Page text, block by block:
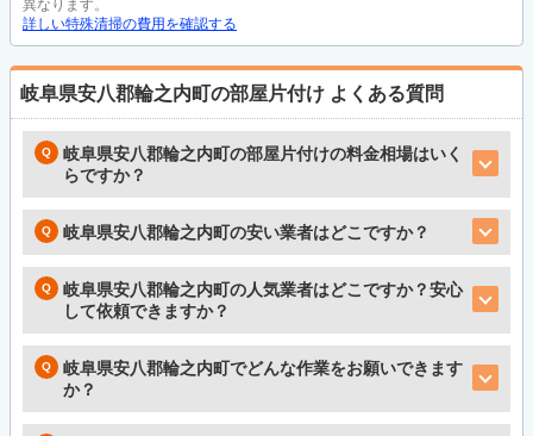
異なります。
詳しい特殊清掃の費用を確認する
岐阜県安八郡輪之内町の部屋片付け よくある質問
岐阜県安八郡輪之内町の部屋片付けの料金相場はいく
らですか？
岐阜県安八郡輪之内町の安い業者はどこですか？
岐阜県安八郡輪之内町の人気業者はどこですか？安心
して依頼できますか？
岐阜県安八郡輪之内町でどんな作業をお願いできます
か？